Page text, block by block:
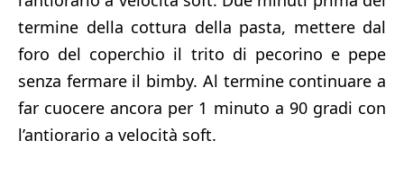
termine della cottura della pasta, mettere dal
foro del coperchio il trito di pecorino e pepe
senza fermare il bimby. Al termine continuare a
far cuocere ancora per 1 minuto a 90 gradi con
l’antiorario a velocità soft.